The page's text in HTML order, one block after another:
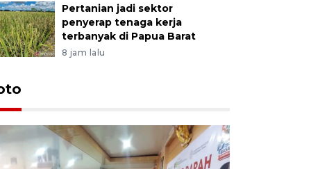
Pertanian jadi sektor
penyerap tenaga kerja
terbanyak di Papua Barat
8 jam lalu